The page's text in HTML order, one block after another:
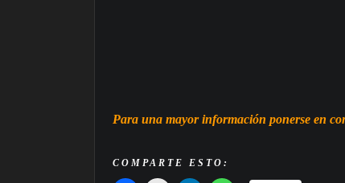
Para una mayor información ponerse en
COMPARTE ESTO: